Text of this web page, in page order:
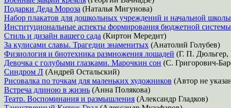
Подарки Деда Мороза (Наталья Мигунова)
Набор плакатов для дошкольных учреждений и начальной школы
Институциональные аспекты формирования бюджетной системы
Стиль и дизайн вашего сада (Киртон Мередит)
За кулисами славы. Трагедии знаменитых (Анатолий Голубев)
Физиология и биотехника размножения лошадей (Г. П.
Девочка с голубыми глазками. Марочкин сон (С. Григорович-
Синдром Л (Андрей Остальский)
Рисовалка по точкам для маленьких художников (Автор не
Встреча длиною в жизнь (Анна Полякова)
Театр. Воспоминания и размышления (Александр Гладков)